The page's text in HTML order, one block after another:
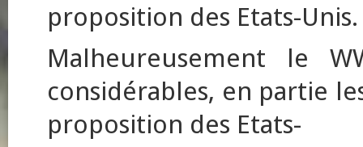
proposition des Etats-Unis.
Malheureusement le
considérables, en partie
proposition des Etats-